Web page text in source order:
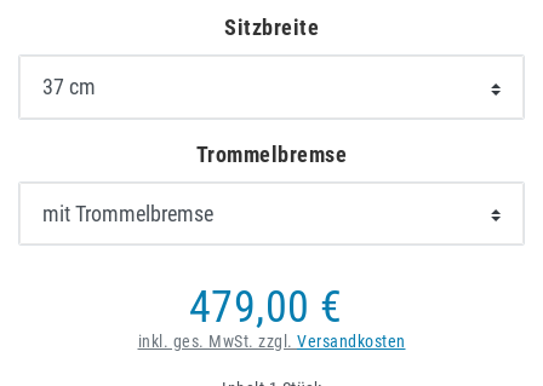
Sitzbreite
Trommelbremse
479,00 €
inkl. ges. MwSt. zzgl. Versandkosten